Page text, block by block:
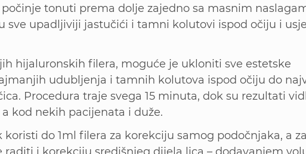
tonuti prema dolje zajedno sa masnim
sve upadljiviji jastučići i tamni kolutovi ispod očiju i
hijaluronskih filera, moguće je ukloniti sve estetske
udubljenja i tamnih kolutova ispod očiju do
Procedura traje svega 15 minuta, dok su rezultati
a kod nekih pacijenata i duže.
koristi do 1ml filera za korekciju samog podočnjaka, a